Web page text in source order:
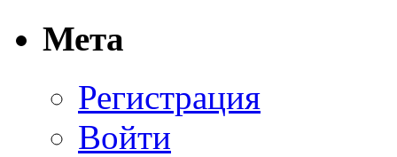
Мета
Регистрация
Войти